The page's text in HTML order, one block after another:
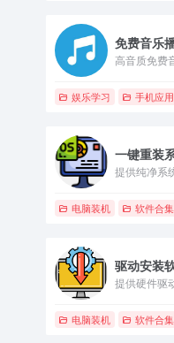
免费音乐
高音质免费
娱乐学习 手机应用
一键重装
提供纯净系
电脑装机 软件合集
驱动安装
提供硬件驱
电脑装机 软件合集